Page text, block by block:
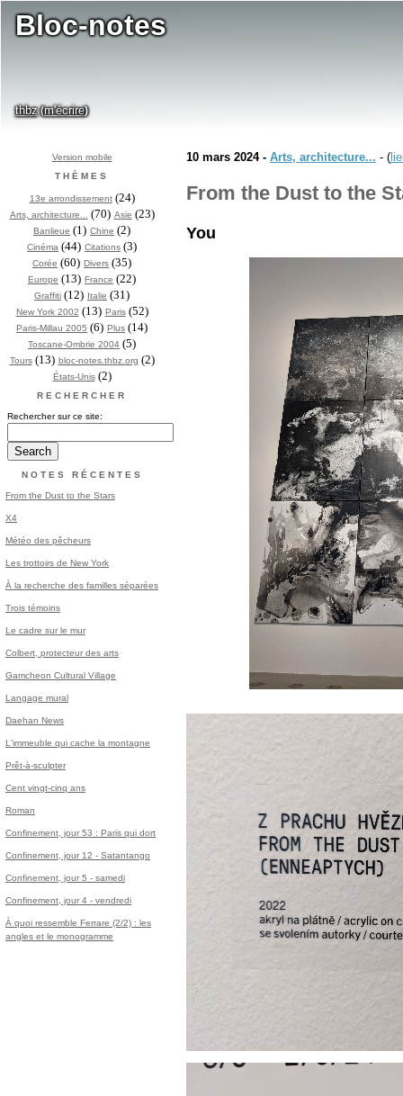
Bloc-notes
thbz(m'écrire)
Version mobile
THÈMES
13e arrondissement(24)
Arts, architecture... (70) Asie (23)
Banlieue (1) Chine (2)
Cinéma (44) Citations (3)
Corée (60) Divers (35)
Europe (13) France (22)
Graffiti (12) Italie (31)
New York 2002 (13) Paris(52)
Paris-Millau 2005 (6) Plus (14)
Toscane-Ombrie 2004 (5)
Tours(13) bloc-notes.thbz.org (2)
États-Unis(2)
RECHERCHER
Rechercher sur ce site:
NOTES RÉCENTES
From the Dust to the Stars
X4
Météo des pêcheurs
Les trottoirs de New York
À la recherche des familles séparées
Trois témoins
Le cadre sur le mur
Colbert, protecteur des arts
Gamcheon Cultural Village
Langage mural
Daehan News
L'immeuble qui cache la montagne
Prêt-à-sculpter
Cent vingt-cinq ans
Roman
Confinement, jour 53 : Paris qui dort
Confinement, jour 12 - Satantango
Confinement, jour 5 - samedi
Confinement, jour 4 - vendredi
À quoi ressemble Ferrare (2/2) : les
angles et le monogramme
10 mars 2024 - Arts, architecture... - (
From the Dust to the
You